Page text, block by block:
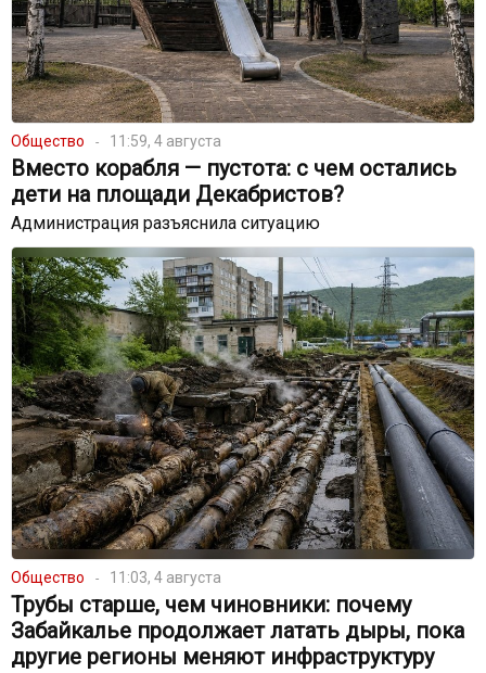
Общество 11:59, 4 августа
Вместо корабля — пустота: с чем остались
дети на площади Декабристов?
Администрация разъяснила ситуацию
Общество 11:03, 4 августа
Трубы старше, чем чиновники: почему
Забайкалье продолжает латать дыры, пока
другие регионы меняют инфраструктуру